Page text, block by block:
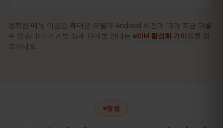
정확한 메뉴 이름은 휴대폰 모델과 Android 버전에 따라 조금 다를
수 있습니다. 기기별 상세 단계별 안내는 eSIM 활성화 가이드를 참
고하세요.
장점